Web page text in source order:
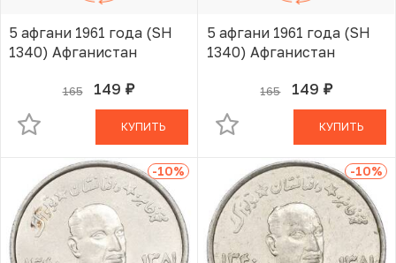
5 афгани 1961 года (SH
1340) Афганистан
165 149 руб.
В КОРЗИНЕ
КУПИТЬ
5 афгани 1961 года (SH
1340) Афганистан
165 149 руб.
В КОРЗИНЕ
КУПИТЬ
-10% -10%